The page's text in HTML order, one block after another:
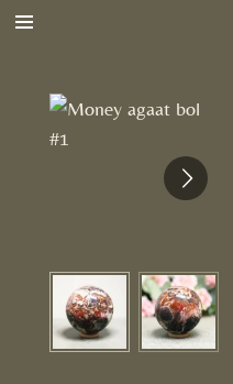
Ga
hoofdinhoud